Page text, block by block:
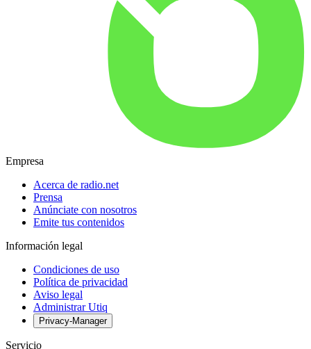
Empresa
Acerca de radio.net
Prensa
Anúnciate con nosotros
Emite tus contenidos
Información legal
Condiciones de uso
Política de privacidad
Aviso legal
Administrar Utiq
Privacy-Manager
Servicio